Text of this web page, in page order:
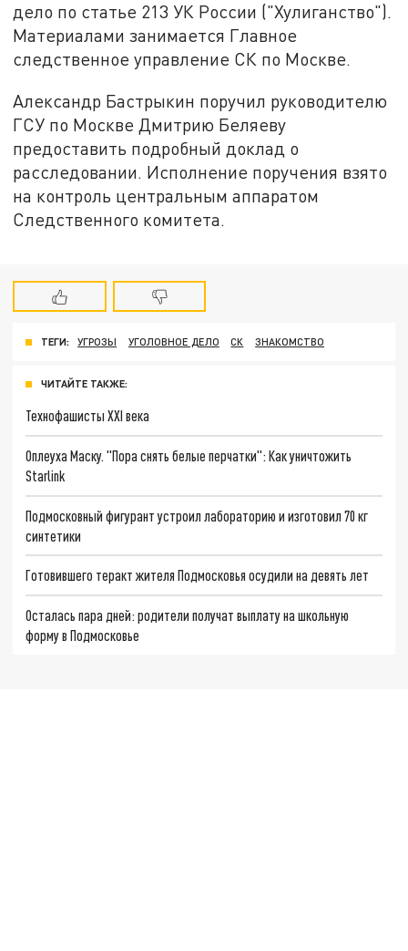
дело по статье 213 УК России ("Хулиганство").
Материалами занимается Главное
следственное управление СК по Москве.
Александр Бастрыкин поручил руководителю
ГСУ по Москве Дмитрию Беляеву
предоставить подробный доклад о
расследовании. Исполнение поручения взято
на контроль центральным аппаратом
Следственного комитета.
ТЕГИ: УГРОЗЫ УГОЛОВНОЕ ДЕЛО СК ЗНАКОМСТВО
ЧИТАЙТЕ ТАКЖЕ:
Технофашисты XXI века
Оплеуха Маску. "Пора снять белые перчатки": Как уничтожить
Starlink
Подмосковный фигурант устроил лабораторию и изготовил 70 кг
синтетики
Готовившего теракт жителя Подмосковья осудили на девять лет
Осталась пара дней: родители получат выплату на школьную
форму в Подмосковье